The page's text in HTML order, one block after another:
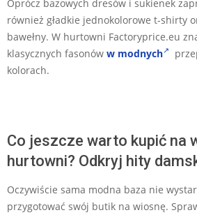
Oprócz bazowych dresów i sukienek
również gładkie jednokolorowe t-shirty
bawełny. W hurtowni Factoryprice.eu
klasycznych fasonów w modnych
kolorach.
Co jeszcze warto kupić na
hurtowni? Odkryj hity
Oczywiście sama modna baza nie
przygotować swój butik na wiosnę.